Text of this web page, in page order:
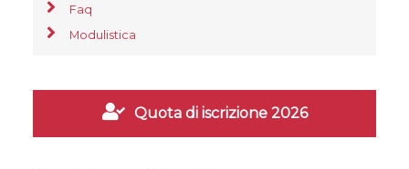
Faq
Modulistica
Quota di iscrizione 2026